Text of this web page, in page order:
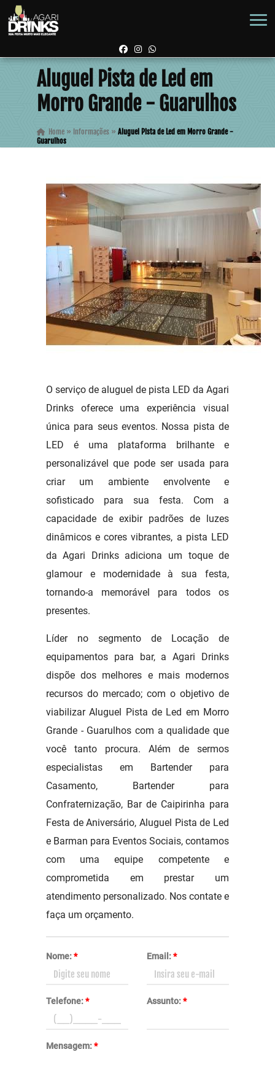
Aluguel Pista de Led em
Morro Grande - Guarulhos
Home» Informações » Aluguel Pista de Led em Morro Grande -
Guarulhos
O serviço de aluguel de pista LED da Agari
Drinks oferece uma experiência visual
única para seus eventos. Nossa pista de
LED é uma plataforma brilhante e
personalizável que pode ser usada para
criar um ambiente envolvente e
sofisticado para sua festa. Com a
capacidade de exibir padrões de luzes
dinâmicos e cores vibrantes, a pista LED
da Agari Drinks adiciona um toque de
glamour e modernidade à sua festa,
tornando-a memorável para todos os
presentes.
Líder no segmento de Locação de
equipamentos para bar, a Agari Drinks
dispõe dos melhores e mais modernos
recursos do mercado; com o objetivo de
viabilizar Aluguel Pista de Led em Morro
Grande - Guarulhos com a qualidade que
você tanto procura. Além de sermos
especialistas em Bartender para
Casamento, Bartender para
Confraternização, Bar de Caipirinha para
Festa de Aniversário, Aluguel Pista de Led
e Barman para Eventos Sociais, contamos
com uma equipe competente e
comprometida em prestar um
atendimento personalizado. Nos contate e
faça um orçamento.
Nome:* Email:*
Telefone:* Assunto:*
Mensagem:*